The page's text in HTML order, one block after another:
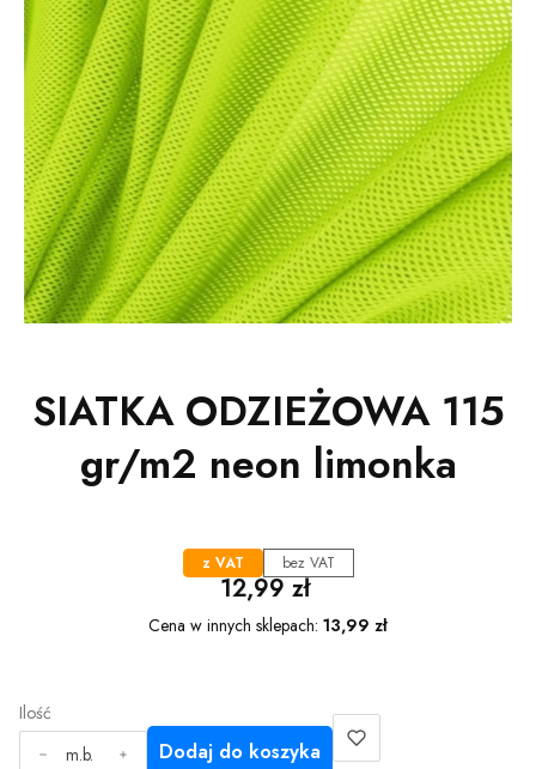
SIATKA ODZIEŻOWA 115
gr/m2 neon limonka
z VAT bez VAT
Cena
12,99 zł
Cena w innych sklepach: 13,99 zł
Ilość
m.b.
Dodaj do koszyka